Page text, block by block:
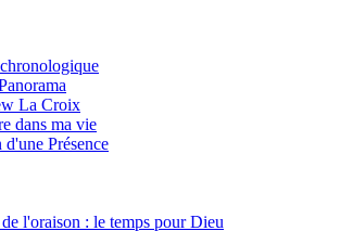
La Croix
dans ma vie
Présence
l'oraison : le temps pour Dieu